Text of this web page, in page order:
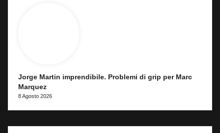
Jorge Martin imprendibile. Problemi di grip per Marc
Marquez
8 Agosto 2026